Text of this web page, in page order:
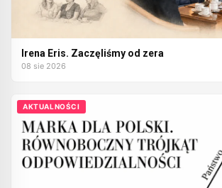
Irena Eris. Zaczęliśmy od zera
08 sie 2026
AKTUALNOŚCI